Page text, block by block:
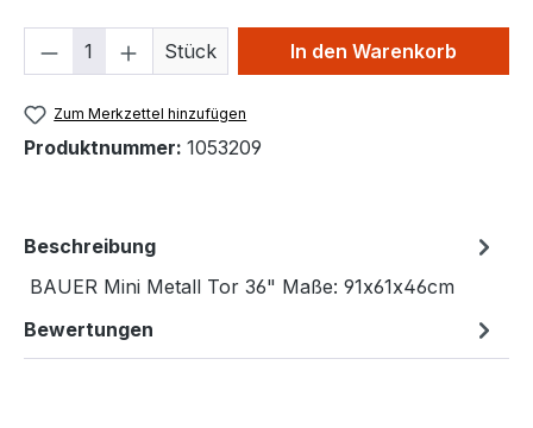
Produkt Anzahl: Gib den
Stück In den Warenkorb
Zum Merkzettel hinzufügen
Produktnummer: 1053209
Beschreibung
BAUER Mini Metall Tor 36" Maße: 91x61x46cm
Bewertungen